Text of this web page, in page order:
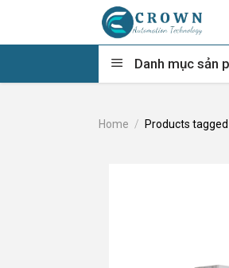
content
Danh mục sản
Home / Products tagged